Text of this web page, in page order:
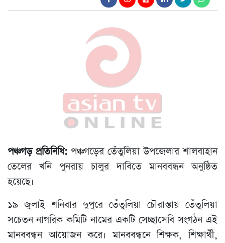
পঞ্চগড় প্রতিনিধি: পঞ্চগড়ের তেঁতুলিয়া উপজেলার শালবাহান
তেলের খনি পুনরায় চালুর দাবিতে মানববন্ধন অনুষ্ঠিত
হয়েছে।
১৯ জুলাই শনিবার দুপুরে তেঁতুলিয়া চৌরাস্তায় তেঁতুলিয়া
সচেতন নাগরিক কমিটি নামের একটি সেচ্ছাসেবি সংগঠন এই
মানববন্ধন আয়োজন করে। মানববন্ধনে শিক্ষক, শিক্ষার্থী,